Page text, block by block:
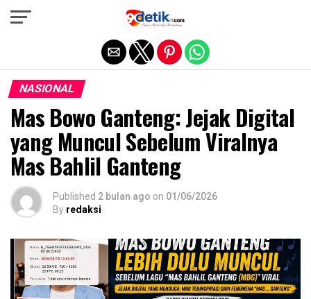
NASIONAL
Mas Bowo Ganteng: Jejak Digital
yang Muncul Sebelum Viralnya
Mas Bahlil Ganteng
Published 2 bulan ago on 01/06/2026
By redaksi
Exit mobile version